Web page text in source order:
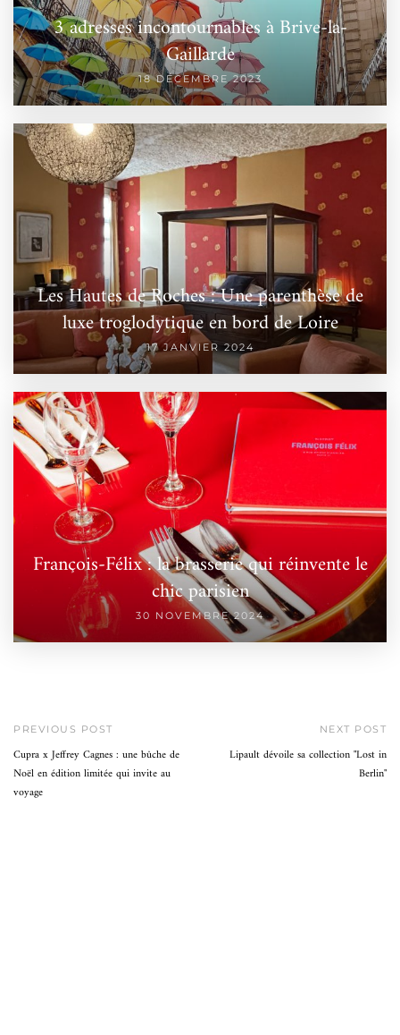
3 adresses incontournables à Brive-la-
Gaillarde
18 DÉCEMBRE 2023
Les Hautes de Roches : Une parenthèse de
luxe troglodytique en bord de Loire
17 JANVIER 2024
François-Félix : la brasserie qui réinvente le
chic parisien
30 NOVEMBRE 2024
PREVIOUS POST
Cupra x Jeffrey Cagnes : une bûche de
Noël en édition limitée qui invite au
voyage
NEXT POST
Lipault dévoile sa collection "Lost in
Berlin"